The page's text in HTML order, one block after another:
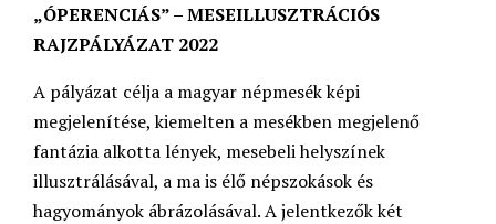
„ÓPERENCIÁS” – MESEILLUSZTRÁCIÓS
RAJZPÁLYÁZAT 2022
A pályázat célja a magyar népmesék képi
megjelenítése, kiemelten a mesékben megjelenő
fantázia alkotta lények, mesebeli helyszínek
illusztrálásával, a ma is élő népszokások és
hagyományok ábrázolásával. A jelentkezők két